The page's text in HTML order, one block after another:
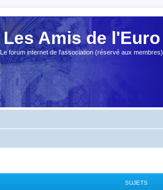
Les Amis de l'Euro
Le forum internet de l'association (réservé aux membres)
SUJETS